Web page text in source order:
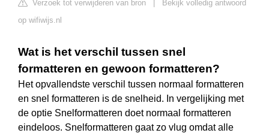
Verzoek tot verwijderen van bron
Bekijk volledig antwoord
op wifiwijs.nl
Wat is het verschil tussen snel
formatteren en gewoon formatteren?
Het opvallendste verschil tussen normaal formatteren
en snel formatteren is de snelheid. In vergelijking met
de optie Snelformatteren doet normaal formatteren
eindeloos. Snelformatteren gaat zo vlug omdat alle